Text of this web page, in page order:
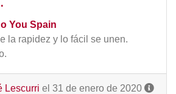
You Spain
la rapidez y lo fácil se unen.
Lescurri el 31 de enero de 2020